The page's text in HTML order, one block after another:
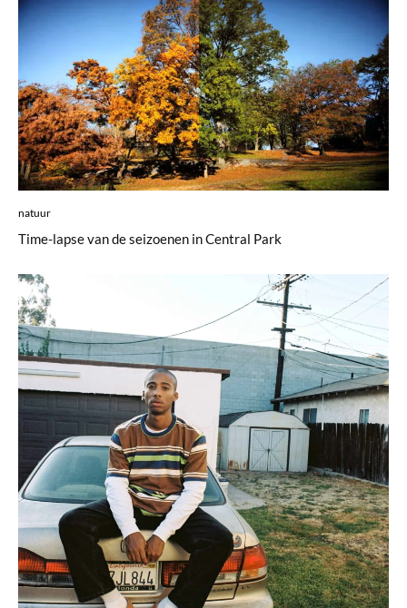
natuur
Time-lapse van de seizoenen in Central Park